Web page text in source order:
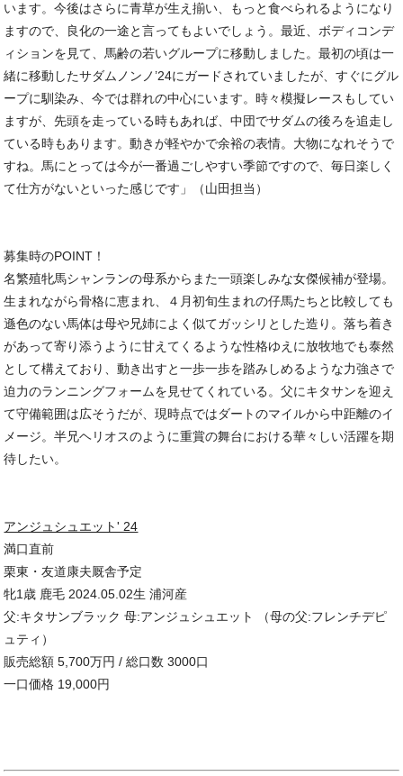
います。今後はさらに青草が生え揃い、もっと食べられるようになり
ますので、良化の一途と言ってもよいでしょう。最近、ボディコンデ
ィションを見て、馬齢の若いグループに移動しました。最初の頃は一
緒に移動したサダムノンノ’24にガードされていましたが、すぐにグル
ープに馴染み、今では群れの中心にいます。時々模擬レースもしてい
ますが、先頭を走っている時もあれば、中団でサダムの後ろを追走し
ている時もあります。動きが軽やかで余裕の表情。大物になれそうで
すね。馬にとっては今が一番過ごしやすい季節ですので、毎日楽しく
て仕方がないといった感じです」（山田担当）
募集時のPOINT！
名繁殖牝馬シャンランの母系からまた一頭楽しみな女傑候補が登場。
生まれながら骨格に恵まれ、４月初旬生まれの仔馬たちと比較しても
遜色のない馬体は母や兄姉によく似てガッシリとした造り。落ち着き
があって寄り添うように甘えてくるような性格ゆえに放牧地でも泰然
として構えており、動き出すと一歩一歩を踏みしめるような力強さで
迫力のランニングフォームを見せてくれている。父にキタサンを迎え
て守備範囲は広そうだが、現時点ではダートのマイルから中距離のイ
メージ。半兄ヘリオスのように重賞の舞台における華々しい活躍を期
待したい。
アンジュシュエット' 24
満口直前
栗東・友道康夫厩舎予定
牝1歳 鹿毛 2024.05.02生 浦河産
父:キタサンブラック 母:アンジュシュエット （母の父:フレンチデピ
ュティ）
販売総額 5,700万円 / 総口数 3000口
一口価格 19,000円